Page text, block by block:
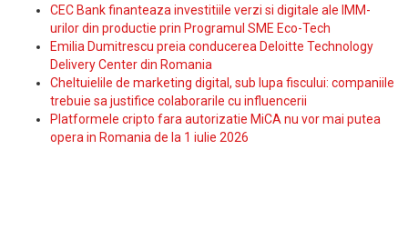
CEC Bank finanteaza investitiile verzi si digitale ale IMM-
urilor din productie prin Programul SME Eco-Tech
Emilia Dumitrescu preia conducerea Deloitte Technology
Delivery Center din Romania
Cheltuielile de marketing digital, sub lupa fiscului: companiile
trebuie sa justifice colaborarile cu influencerii
Platformele cripto fara autorizatie MiCA nu vor mai putea
opera in Romania de la 1 iulie 2026